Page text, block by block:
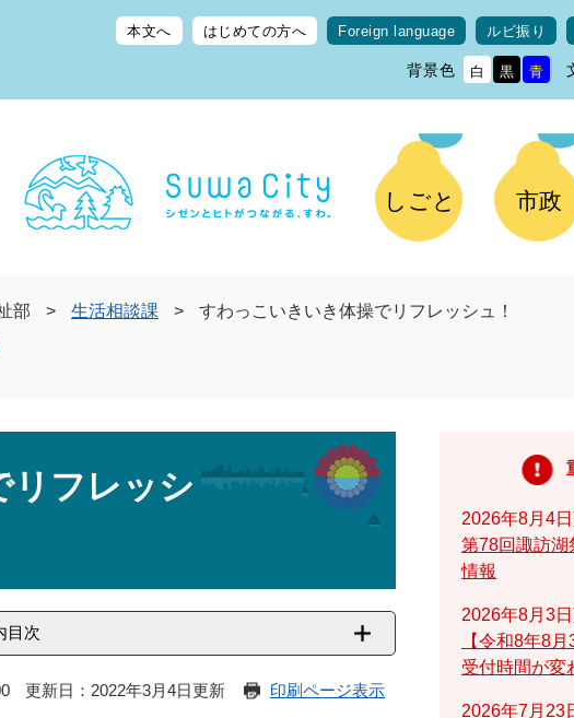
本文へ はじめての方へ Foreign language ルビ振り
背景色 白 黒 青
しごと 市政
部 > 生活相談課 >
すわっこいきいき体操でリフレッシュ！
リフレッシ
目次
更新日：2022年3月4日更新 印刷ページ表示
2026年8月4
第78回諏訪湖
情報
2026年8月3
【令和8年8
受付時間が変
2026年7月23